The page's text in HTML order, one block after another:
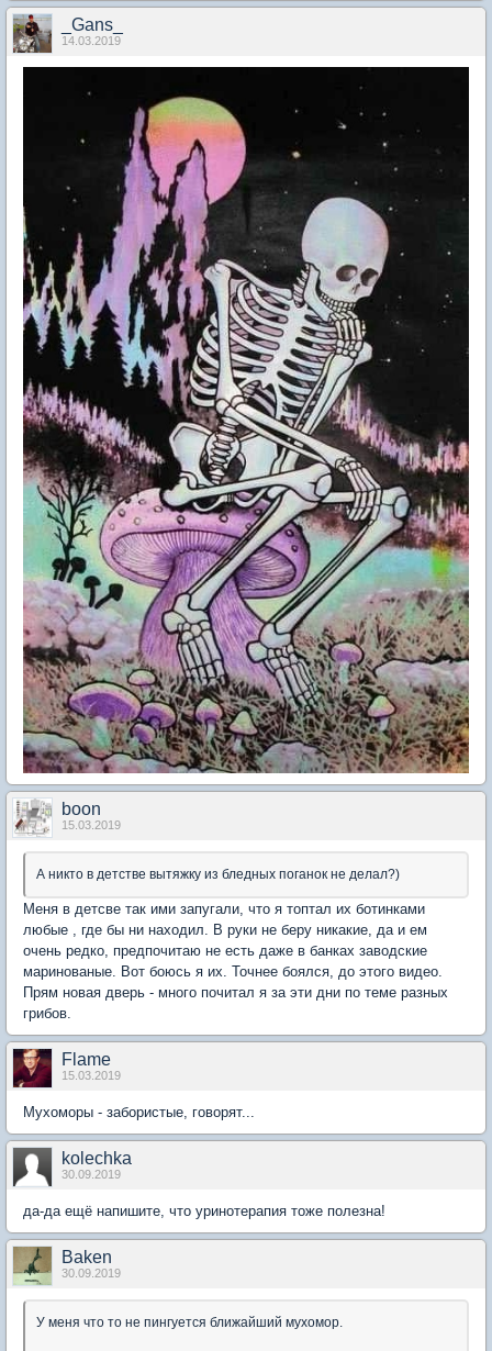
_Gans_
14.03.2019
boon
15.03.2019
А никто в детстве вытяжку из бледных поганок не делал?)
Меня в детсве так ими запугали, что я топтал их ботинками
любые , где бы ни находил. В руки не беру никакие, да и ем
очень редко, предпочитаю не есть даже в банках заводские
маринованые. Вот боюсь я их. Точнее боялся, до этого видео.
Прям новая дверь - много почитал я за эти дни по теме разных
грибов.
Flame
15.03.2019
Мухоморы - забористые, говорят...
kolechka
30.09.2019
да-да ещё напишите, что уринотерапия тоже полезна!
Baken
30.09.2019
У меня что то не пингуется ближайший мухомор.